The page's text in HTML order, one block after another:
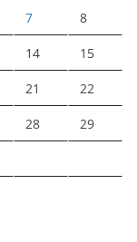
7 8
14 15
21 22
28 29